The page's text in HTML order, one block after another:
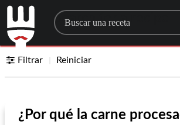
Search for a recipe
Filtrar Reiniciar
¿Por qué la carne